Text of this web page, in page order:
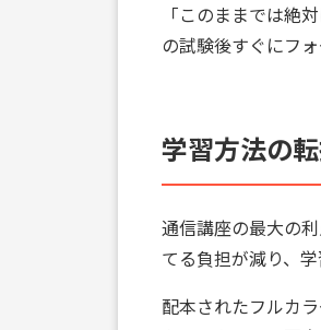
「このままでは絶
の試験後すぐにフ
学習方法の
通信講座の最大の
てる負担が減り、
配本されたフルカラ